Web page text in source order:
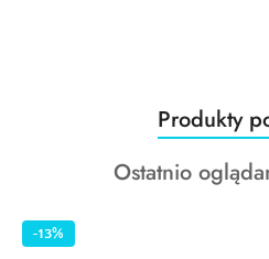
Pomiń karuzelęProdukty
o
statusie:
Produkty
Produkty
Ostatnio
-13%